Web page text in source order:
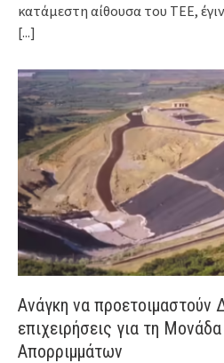
κατάμεστη αίθουσα του ΤΕΕ,
[...]
Ανάγκη να προετοιμαστούν
επιχειρήσεις για τη
Απορριμμάτων